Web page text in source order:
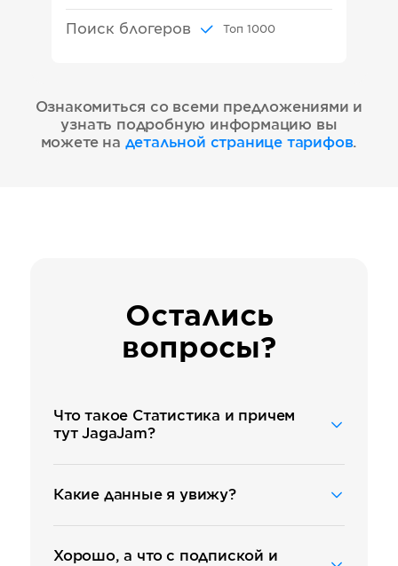
Поиск блогеров Топ 1000
Ознакомиться со всеми предложениями и
узнать подробную информацию вы
можете на детальной странице тарифов.
Остались
вопросы?
Что такое Статистика и причем
тут JagaJam?
которая создаёт сервисы для
работы с данными из
социальных сетей. Статистика
— это один из таких сервисов,
множество метрик по
Какие данные я увижу?
каждой странице и то,
насколько они изменились:
Хорошо, а что с подпиской и